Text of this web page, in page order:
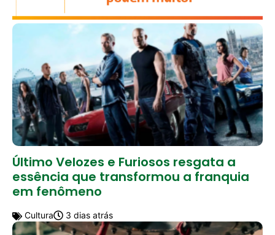
Último Velozes e Furiosos resgata a
essência que transformou a franquia
em fenômeno
Cultura 3 dias atrás